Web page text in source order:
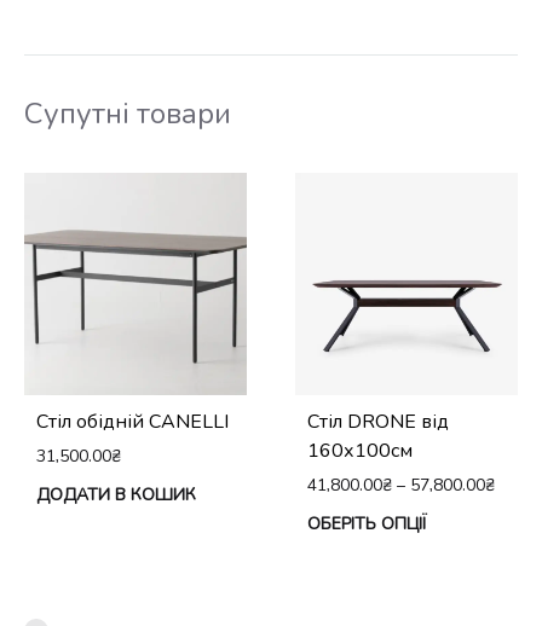
Супутні товари
Стіл обідній CANELLI
31,500.00₴
ДОДАТИ В КОШИК
Cтіл DRONE від
160х100см
41,800.00₴ – 57,800.00₴
ОБЕРІТЬ ОПЦІЇ